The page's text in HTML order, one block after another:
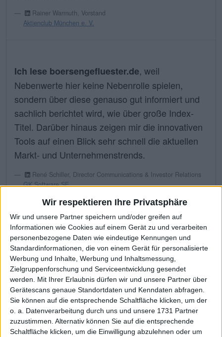
Wir respektieren Ihre Privatsphäre
Wir und unsere Partner speichern und/oder greifen auf
Informationen wie Cookies auf einem Gerät zu und verarbeiten
personenbezogene Daten wie eindeutige Kennungen und
Standardinformationen, die von einem Gerät für personalisierte
Werbung und Inhalte, Werbung und Inhaltsmessung,
Zielgruppenforschung und Serviceentwicklung gesendet
werden.
Mit Ihrer Erlaubnis dürfen wir und unsere Partner über
Gerätescans genaue Standortdaten und Kenndaten abfragen.
Sie können auf die entsprechende Schaltfläche klicken, um der
o. a. Datenverarbeitung durch uns und unsere 1731 Partner
zuzustimmen. Alternativ können Sie auf die entsprechende
Schaltfläche klicken, um die Einwilligung abzulehnen oder um
Rainer Warmuth, Vorstand
Aktienclub München e. V.
Ich lese boersengefluester.de, weil
Nebenwerte hier keine Nebenrolle spielen,
sondern über diese genauso gut informiert und
sachlich berichtet wird, wie über große Index-
Titel. Darüber hinaus zeigen mir die innovativen
Tools auf einen Blick sehr schnell die aktuellen
Markt- und Unternehmenstrends.
René Schiller, Director Communications & Investor Relations
GK Software SE
Ich lese boersengefluester.de, weil sich der
Börsendienst vornehmlich mit dem deutschen
Mittelstand befasst, und er den Investoren und
allen Marktakteuren eine kompetente,
umfangreiche und sehr detaillierte
Berichterstattung liefert, um sich eine Meinung
über verschiedenste Aktien des deutschen
Mittelstands zu bilden.